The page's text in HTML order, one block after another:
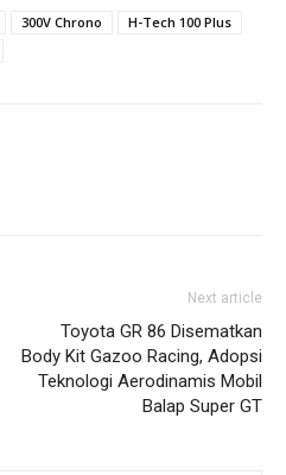
300V Chrono
H-Tech 100 Plus
Next article
Toyota GR 86 Disematkan
Body Kit Gazoo Racing, Adopsi
Teknologi Aerodinamis Mobil
Balap Super GT